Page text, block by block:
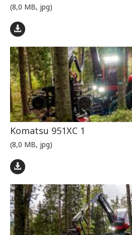
(8,0 MB, jpg)
Komatsu 951XC 1
(8,0 MB, jpg)